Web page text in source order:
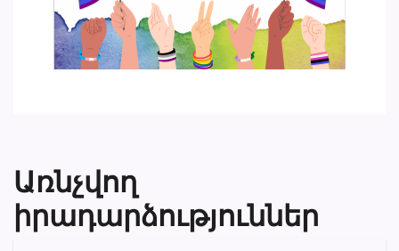
Առնչվող
իրադարձություններ